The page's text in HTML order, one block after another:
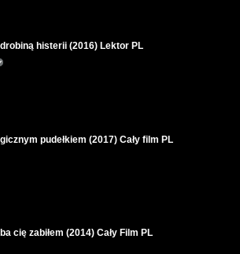
histerii (2016) Lektor PL
pudełkiem (2017) Cały film PL
cię zabiłem (2014) Cały Film PL